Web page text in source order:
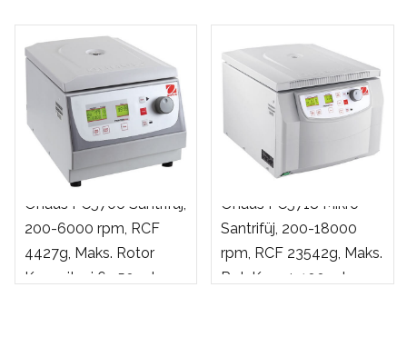
Ohaus FC5706 Santrifüj,
200-6000 rpm, RCF
4427g, Maks. Rotor
Kapasitesi 6 x50 ml
Ohaus FC5718 Mikro
Santrifüj, 200-18000
rpm, RCF 23542g, Maks.
Rot. Kap. 4×100 ml